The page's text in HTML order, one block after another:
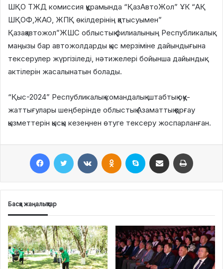
ШҚО ТЖД комиссия құрамында “ҚазАвтоЖол” ҰК “АҚ
ШҚОФ,ЖАО, ЖПҚ өкілдерінің қатысуымен”
Қазақавтожол”ЖШС облыстық филиалының Республикалық
маңызы бар автожолдарды қыс мерзіміне дайындығына
тексерулер жүргізіледі, нәтижелері бойынша дайындық
актілерін жасалынатын болады.
“Қыс-2024” Республикалық командалық-штабтық оқу-
жаттығулары шеңберінде облыстық Азаматтық қорғау
қызметтерін қысқы кезеңнен өтуге тексеру жоспарланған.
Басқа жаңалықтар